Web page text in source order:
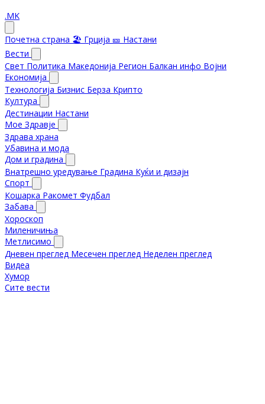
.MK
Почетна страна 🏖️ Грција 🎫 Настани
Вести
Свет Политика Македонија Регион Балкан инфо Војни
Економија
Технологија Бизнис Берза Крипто
Култура
Дестинации Настани
Мое Здравје
Здрава храна
Убавина и мода
Дом и градина
Внатрешно уредување Градина Куќи и дизајн
Спорт
Кошарка Ракомет Фудбал
Забава
Хороскоп
Миленичиња
Метлисимо
Дневен преглед Месечен преглед Неделен преглед
Видеа
Хумор
Сите вести